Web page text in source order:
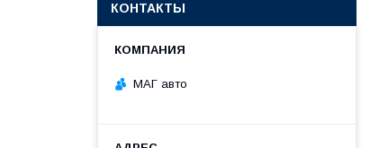
КОНТАКТЫ
МАГ авто